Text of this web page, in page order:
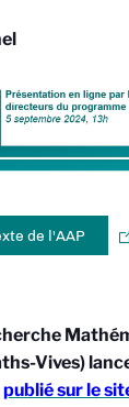
de l'AAP
Vives)
publié sur le